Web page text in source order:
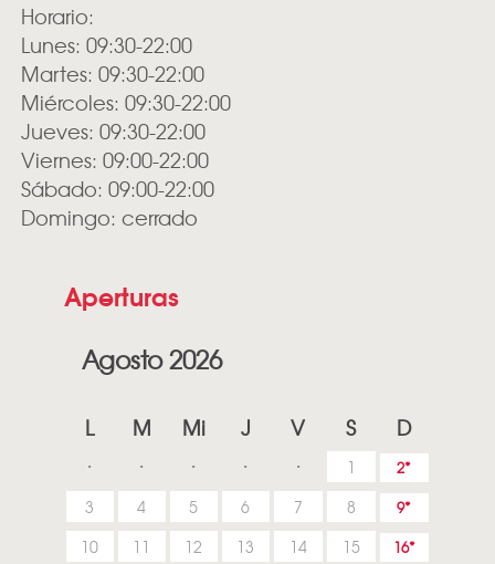
Horario:
Lunes: 09:30-22:00
Martes: 09:30-22:00
Miércoles: 09:30-22:00
Jueves: 09:30-22:00
Viernes: 09:00-22:00
Sábado: 09:00-22:00
Domingo: cerrado
Aperturas
Agosto 2026
L M Mi J V S D
1 2
3 4 5 6 7 8 9
10 11 12 13 14 15 16